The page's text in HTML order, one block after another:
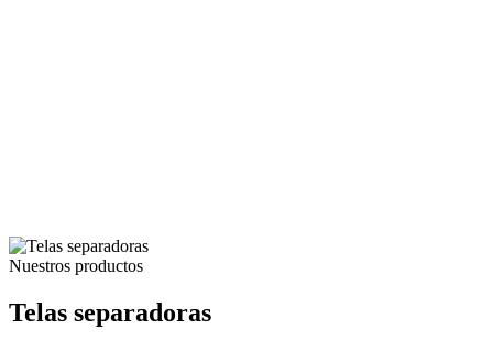
Nuestros productos
Telas separadoras